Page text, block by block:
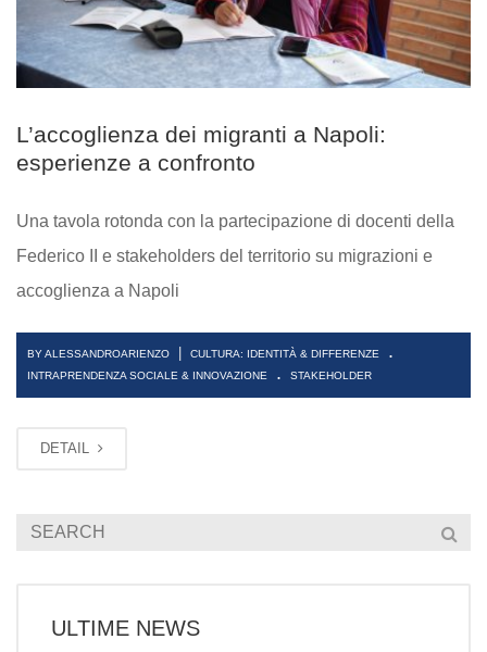
L’accoglienza dei migranti a Napoli:
esperienze a confronto
Una tavola rotonda con la partecipazione di docenti della
Federico II e stakeholders del territorio su migrazioni e
accoglienza a Napoli
BY ALESSANDROARIENZO | CULTURA: IDENTITÀ & DIFFERENZE .
INTRAPRENDENZA SOCIALE & INNOVAZIONE . STAKEHOLDER
DETAIL
ULTIME NEWS